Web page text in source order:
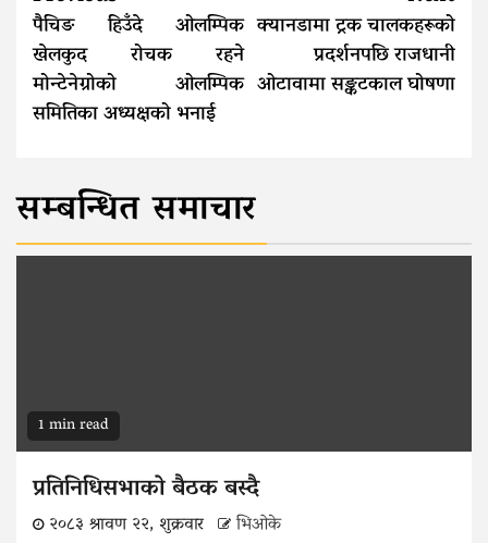
Reading
पैचिङ हिउँदे ओलम्पिक
खेलकुद रोचक रहने
मोन्टेनेग्रोको ओलम्पिक
समितिका अध्यक्षको भनाई
क्यानडामा ट्रक चालकहरूको
प्रदर्शनपछि राजधानी
ओटावामा सङ्कटकाल घोषणा
सम्बन्धित समाचार
1 min read
प्रतिनिधिसभाको बैठक बस्दै
२०८३ श्रावण २२, शुक्रवार भिओके